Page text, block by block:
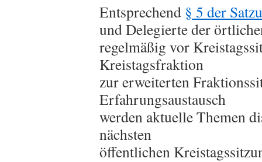
Entsprechend § 5 der
und Delegierte der
regelmäßig vor
Kreistagsfraktion
zur erweiterten
Erfahrungsaustausch
werden aktuelle Themen
nächsten
öffentlichen